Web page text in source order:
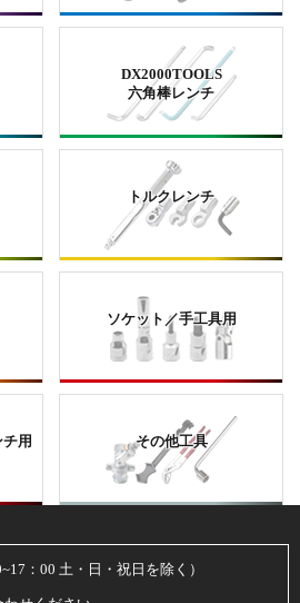
DX2000TOOLS
六角棒レンチ
トルクレンチ
ソケット／手工具用
用 その他工具
：00 土・日・祝日を除く）